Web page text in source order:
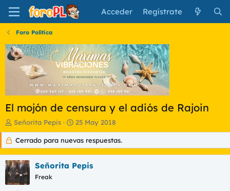
Acceder Regístrate
Foro Política
El mojón de censura y el adiós de Rajoin
I
n
c
i
a
d
o
Señorita Pepis
F
e
c
h
d
25 May 2018
Cerrado para nuevas respuestas.
Señorita Pepis
Freak